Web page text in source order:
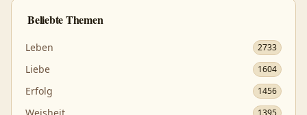
Beliebte Themen
Leben 2733
Liebe 1604
Erfolg 1456
1395